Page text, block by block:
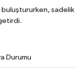
sadelik
Durumu